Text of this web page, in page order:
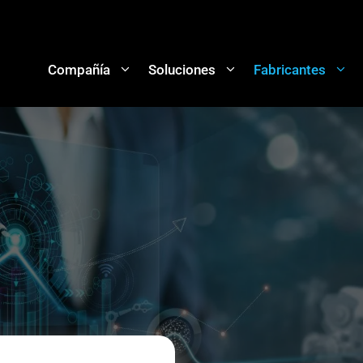
Compañía Soluciones Fabricantes